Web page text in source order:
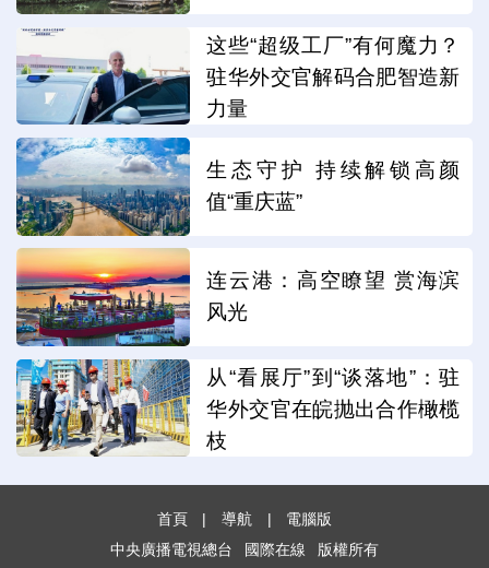
这些“超级工厂”有何魔力？
驻华外交官解码合肥智造新
力量
生态守护 持续解锁高颜
值“重庆蓝”
连云港：高空瞭望 赏海滨
风光
从“看展厅”到“谈落地”：驻
华外交官在皖抛出合作橄榄
枝
首頁 | 導航 |
電腦版
中央廣播電視總台
國際在線 版權所有